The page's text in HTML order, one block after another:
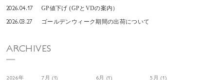
2026.04.17 GP値下げ (GPとVDの案内）
2026.03.27 ゴールデンウィーク期間の出荷について
ARCHIVES
2026年 7月 (1) 6月 (1)
5月 (1)